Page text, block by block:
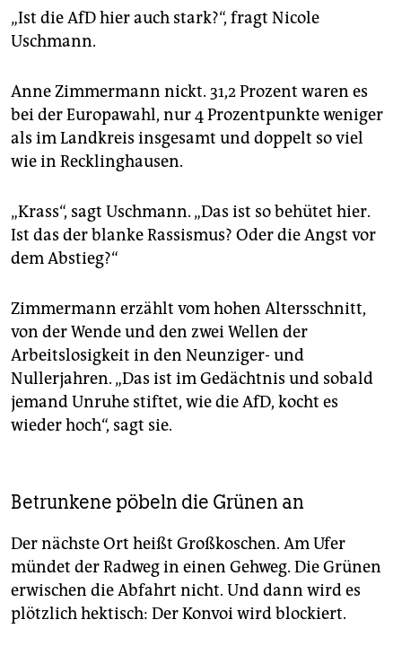
„Ist die AfD hier auch stark?“, fragt Nicole
Uschmann.
Anne Zimmermann nickt. 31,2 Prozent waren es
bei der Europawahl, nur 4 Prozentpunkte weniger
als im Landkreis insgesamt und doppelt so viel
wie in Recklinghausen.
„Krass“, sagt Uschmann. „Das ist so behütet hier.
Ist das der blanke Rassismus? Oder die Angst vor
dem Abstieg?“
Zimmermann erzählt vom hohen Altersschnitt,
von der Wende und den zwei Wellen der
Arbeitslosigkeit in den Neunziger- und
Nullerjahren. „Das ist im Gedächtnis und sobald
jemand Unruhe stiftet, wie die AfD, kocht es
wieder hoch“, sagt sie.
Betrunkene pöbeln die Grünen an
Der nächste Ort heißt Großkoschen. Am Ufer
mündet der Radweg in einen Gehweg. Die Grünen
erwischen die Abfahrt nicht. Und dann wird es
plötzlich hektisch: Der Konvoi wird blockiert.